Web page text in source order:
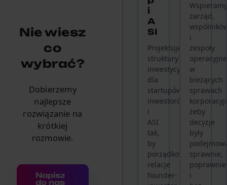
Nie wiesz
co
wybrać?
Dobierzemy
najlepsze
rozwiązanie na
krótkiej
rozmowie.
Napisz
do nas
i
A
SI
Projektujemy
struktury
inwestycyjne
dla
startupów,
inwestorów
i
ASI
tak,
by
porządkowały
relacje
founder-
zarząd,
i
zespoły
operacyjne
w
bieżących
sprawach
żeby
decyzje
były
sprawnie,
poprawnie
i